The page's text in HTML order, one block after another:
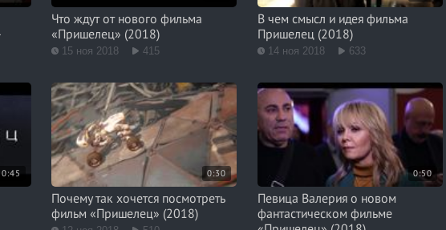
Что ждут от нового фильма
«Пришелец» (2018)
15 ноя 2018 415
В чем смысл и идея фильма
Пришелец (2018)
14 ноя 2018 633
0:45 0:30
Почему так хочется посмотреть
фильм «Пришелец» (2018)
0:50
Певица Валерия о новом
фантастическом фильме